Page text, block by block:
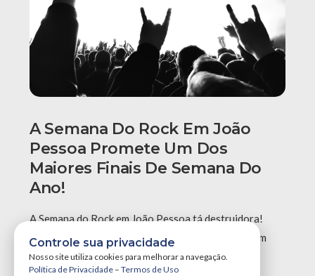
A Semana Do Rock Em João
Pessoa Promete Um Dos
Maiores Finais De Semana Do
Ano!
A Semana do Rock em João Pessoa tá destruidora!
Simplesmente teremos três grandes eventos em um
único final de semana, …
Controle sua privacidade
Nosso site utiliza cookies para melhorar a navegação.
Política de Privacidade – Termos de Uso